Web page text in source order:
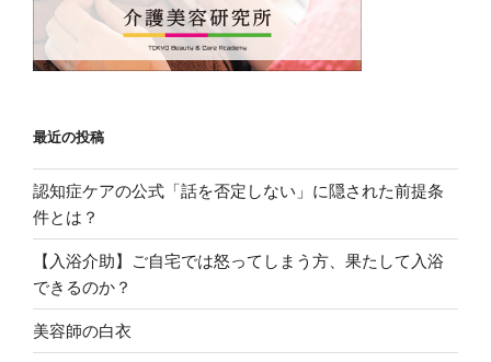
最近の投稿
認知症ケアの公式「話を否定しない」に隠された前提条
件とは？
【入浴介助】ご自宅では怒ってしまう方、果たして入浴
できるのか？
美容師の白衣